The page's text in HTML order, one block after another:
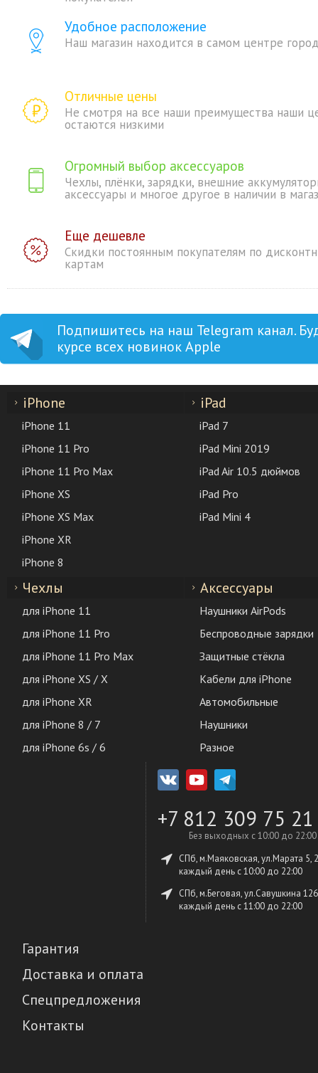
Удобное расположение
Наш магазин находится в самом центре
Отличные цены
Не смотря на все наши преимущества наши
остаются низкими
Огромный выбор аксессуаров
Чехлы, плёнки, зарядки, внешние
аксессуары и многое другое в наличии в
Еще дешевле
Скидки постоянным покупателям по
картам
Подпишитесь на наш Telegram канал.
курсе всех новинок Apple
iPhone
iPhone 11
iPhone 11 Pro
iPhone 11 Pro Max
iPhone XS
iPhone XS Max
iPhone XR
iPhone 8
iPad
iPad 7
iPad Mini 2019
iPad Air 10.5 дюймов
iPad Pro
iPad Mini 4
Чехлы
для iPhone 11
для iPhone 11 Pro
для iPhone 11 Pro Max
для iPhone XS / X
для iPhone XR
для iPhone 8 / 7
для iPhone 6s / 6
Аксессуары
Наушники AirPods
Беспроводные зарядки
Защитные стёкла
Кабели для iPhone
Автомобильные
Наушники
Разное
+7 812 309 75 21
Без выходных с 10:00 до 22:00
СПб, м.Маяковская, ул.Марата 5,
каждый день c 10:00 до 22:00
СПб, м.Беговая, ул.Савушкина
каждый день c 11:00 до 22:00
Гарантия
Доставка и оплата
Спецпредложения
Контакты